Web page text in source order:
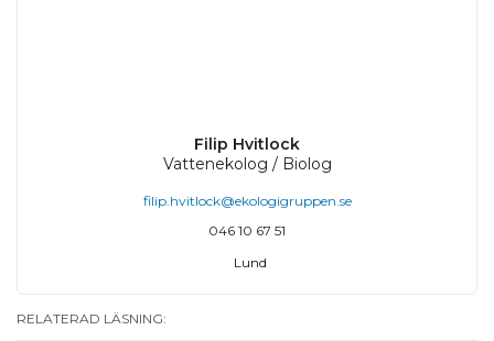
Filip Hvitlock
Vattenekolog / Biolog
filip.hvitlock@ekologigruppen.se
046 10 67 51
Lund
RELATERAD LÄSNING: